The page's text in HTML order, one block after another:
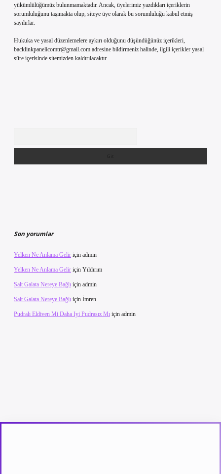
yükümlülüğümüz bulunmamaktadır. Ancak, üyelerimiz yazdıkları içeriklerin
sorumluluğunu taşımakta olup, siteye üye olarak bu sorumluluğu kabul etmiş
sayılırlar.
Hukuka ve yasal düzenlemelere aykırı olduğunu düşündüğünüz içerikleri,
backlinkpanelicomtr@gmail.com adresine bildirmeniz halinde, ilgili içerikler yasal
süre içerisinde sitemizden kaldırılacaktır.
Son yorumlar
Yelken Ne Anlama Gelir için admin
Yelken Ne Anlama Gelir için Yıldırım
Salt Galata Nereye Bağlı için admin
Salt Galata Nereye Bağlı için İmren
Pudralı Eldiven Mi Daha Iyi Pudrasız Mı için admin
güncel girişbetexpergir.net